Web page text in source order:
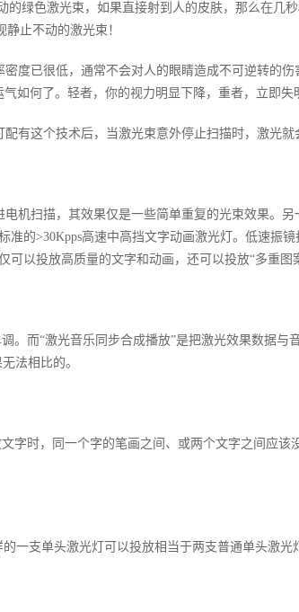
绿色激光束，如果直接射到人的皮肤，那么在几
止不动的激光束！
度已很低，通常不会对人的眼睛造成不可逆转的
如何了。轻者，你的视力明显下降，重者，立即失
这个技术后，当激光束意外停止扫描时，激光就
机扫描，其效果仅是一些简单重复的光束效果。另
的>30Kpps高速中高挡文字动画激光灯。低速振
以投放高质量的文字和动画，还可以投放“多重图
而“激光音乐同步合成播放”是把激光效果数据与
法相比的。
字时，同一个字的笔画之间、或两个文字之间应该
支单头激光灯可以投放相当于两支普通单头激光